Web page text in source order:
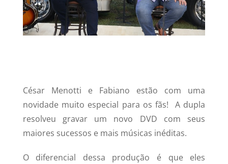
César Menotti e Fabiano estão com uma
novidade muito especial para os fãs! A dupla
resolveu gravar um novo DVD com seus
maiores sucessos e mais músicas inéditas.
O diferencial dessa produção é que eles